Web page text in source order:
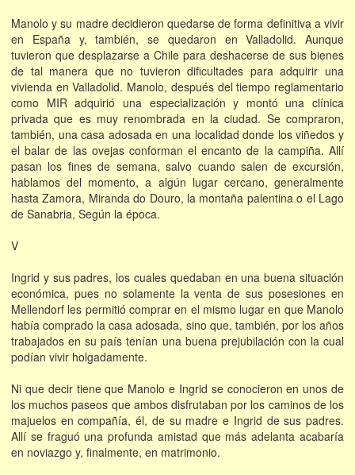
Manolo y su madre decidieron quedarse de forma definitiva a vivir
en España y, también, se quedaron en Valladolid. Aunque
tuvieron que desplazarse a Chile para deshacerse de sus bienes
de tal manera que no tuvieron dificultades para adquirir una
vivienda en Valladolid. Manolo, después del tiempo reglamentario
como MIR adquirió una especialización y montó una clínica
privada que es muy renombrada en la ciudad. Se compraron,
también, una casa adosada en una localidad donde los viñedos y
el balar de las ovejas conforman el encanto de la campiña. Allí
pasan los fines de semana, salvo cuando salen de excursión,
hablamos del momento, a algún lugar cercano, generalmente
hasta Zamora, Miranda do Douro, la montaña palentina o el Lago
de Sanabria, Según la época.
V
Ingrid y sus padres, los cuales quedaban en una buena situación
económica, pues no solamente la venta de sus posesiones en
Mellendorf les permitió comprar en el mismo lugar en que Manolo
había comprado la casa adosada, sino que, también, por los años
trabajados en su país tenían una buena prejubilación con la cual
podían vivir holgadamente.
Ni que decir tiene que Manolo e Ingrid se conocieron en unos de
los muchos paseos que ambos disfrutaban por los caminos de los
majuelos en compañía, él, de su madre e Ingrid de sus padres.
Allí se fraguó una profunda amistad que más adelanta acabaría
en noviazgo y, finalmente, en matrimonio.